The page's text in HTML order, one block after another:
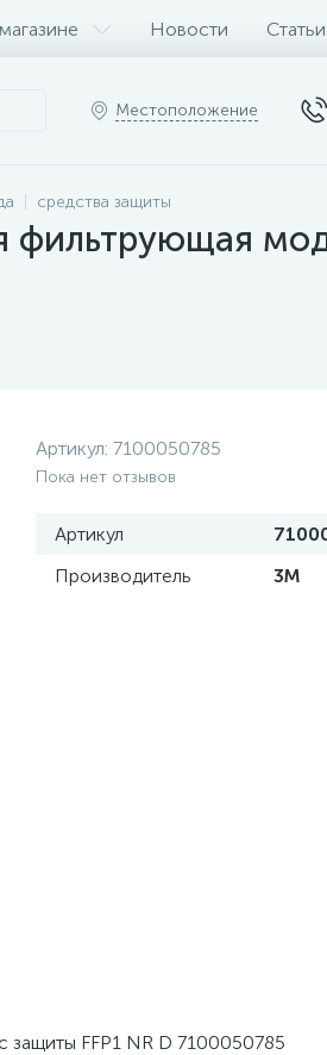
Новости Статьи
Местоположение
средства защиты
фильтрующая
Артикул: 7100050785
Пока нет отзывов
Артикул
Производитель
3М
FFP1 NR D 7100050785